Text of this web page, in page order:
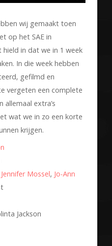
wij gemaakt toen
op het SAE in
in dat we in 1 week
In die week hebben
gefilmd en
vergeten een complete
allemaal extra’s
wat we in zo een korte
krijgen.
Jennifer Mossel, Jo-Ann
Jackson